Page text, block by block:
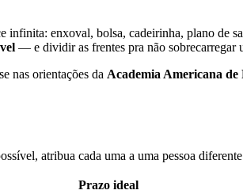
infinita: enxoval, bolsa, cadeirinha, plano de
— e dividir as frentes pra não sobrecarregar
nas orientações da Academia Americana
atribua cada uma a uma pessoa
Prazo ideal